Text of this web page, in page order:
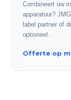
Combineert uw
apparatuur?
label partner of
optioneel.
Offerte op